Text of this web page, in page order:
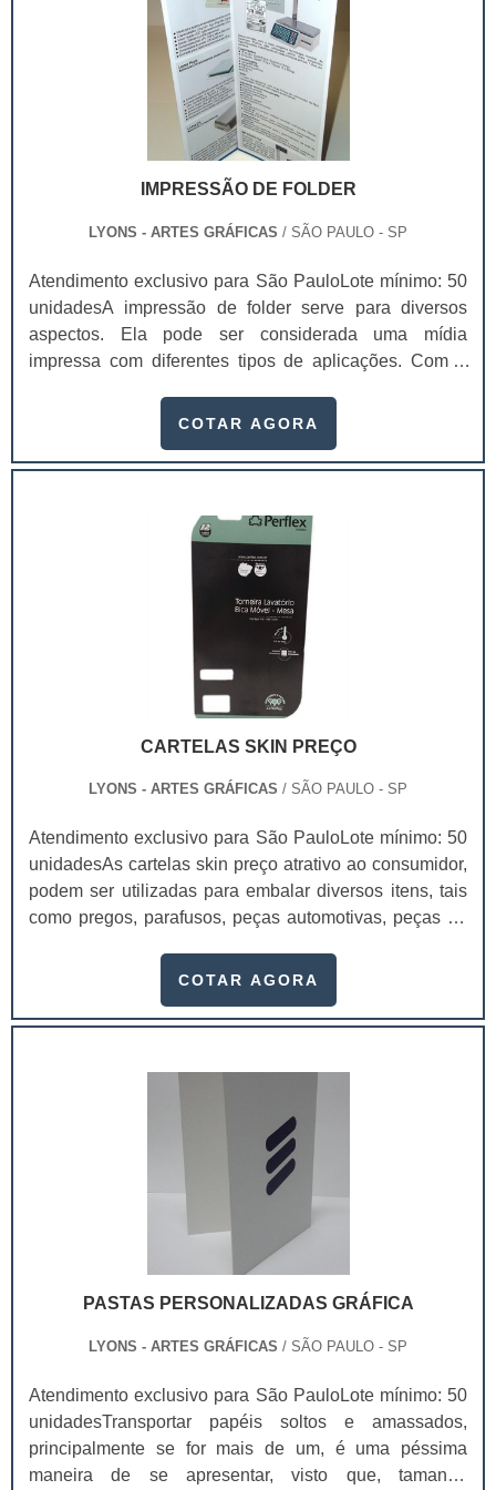
importante.Para desenvolver seus cartuchos para
produtos de forma profissional é imprescindível contar
com uma empresa séria, que já esteja atuando no
mercado há algum tempo, pesquise as melhores e dê
uma identificação perfeita para o seu produto..
IMPRESSÃO DE FOLDER
LYONS - ARTES GRÁFICAS / SÃO PAULO - SP
Atendimento exclusivo para São PauloLote mínimo: 50
unidadesA impressão de folder serve para diversos
aspectos. Ela pode ser considerada uma mídia
impressa com diferentes tipos de aplicações. Com a
altamente informativo e de circulação rápida.Funções
Apresentar uma marca; Divulgar uma pessoa ou
Entre outros.No folder dá para incluir orientações e até .
COTAR AGORA
CARTELAS SKIN PREÇO
LYONS - ARTES GRÁFICAS / SÃO PAULO - SP
Atendimento exclusivo para São PauloLote mínimo: 50
unidadesAs cartelas skin preço atrativo ao consumidor,
podem ser utilizadas para embalar diversos itens, tais
como pregos, parafusos, peças automotivas, peças de
velas de aniversário, ferragens e brinquedos vendidos
em diferentes materiais: papel duplex, triplex e a
Com as cartelas skin é.
COTAR AGORA
PASTAS PERSONALIZADAS GRÁFICA
LYONS - ARTES GRÁFICAS / SÃO PAULO - SP
Atendimento exclusivo para São PauloLote mínimo: 50
unidadesTransportar papéis soltos e amassados,
principalmente se for mais de um, é uma péssima
maneira de se apresentar, visto que, tamanha